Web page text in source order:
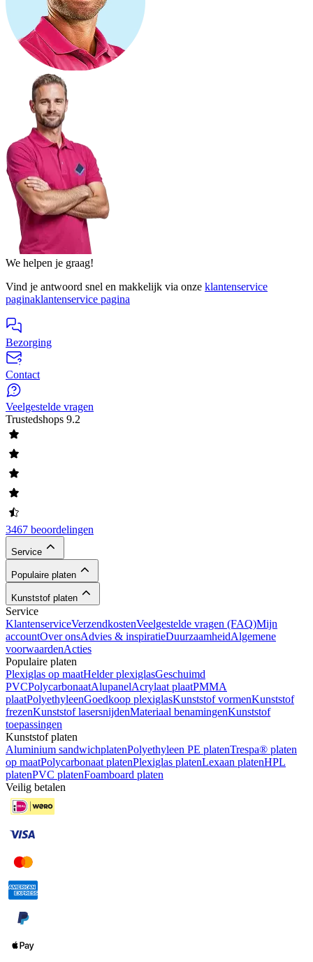
We helpen je graag!
Vind je antwoord snel en makkelijk via onze klantenservice
paginaklantenservice pagina
Bezorging
Contact
Veelgestelde vragen
Trustedshops 9.2
3467 beoordelingen
Service
Populaire platen
Kunststof platen
Service
KlantenserviceVerzendkostenVeelgestelde vragen (FAQ)Mijn
accountOver onsAdvies & inspiratieDuurzaamheidAlgemene
voorwaardenActies
Populaire platen
Plexiglas op maatHelder plexiglasGeschuimd
PVCPolycarbonaatAlupanelAcrylaat plaatPMMA
plaatPolyethyleenGoedkoop plexiglasKunststof vormenKunststof
frezenKunststof lasersnijdenMateriaal benamingenKunststof
toepassingen
Kunststof platen
Aluminium sandwichplatenPolyethyleen PE platenTrespa® platen
op maatPolycarbonaat platenPlexiglas platenLexaan platenHPL
platenPVC platenFoamboard platen
Veilig betalen